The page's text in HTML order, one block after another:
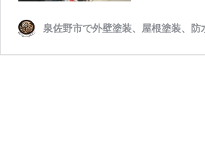
泉佐野市で外壁塗装、屋根塗装、